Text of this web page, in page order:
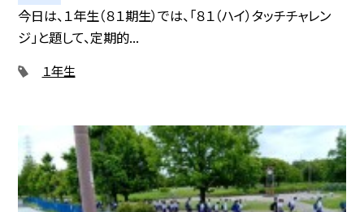
今日は、１年生（８１期生）では、「８１（ハイ）タッチチャレン
ジ」と題して、定期的...
１年生